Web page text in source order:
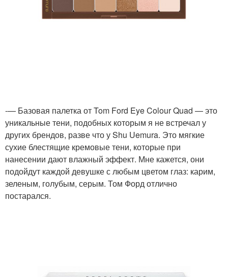
-— Базовая палетка от Tom Ford Eye Colour Quad — это
уникальные тени, подобных которым я не встречал у
других брендов, разве что у Shu Uemura. Это мягкие
сухие блестящие кремовые тени, которые при
нанесении дают влажный эффект. Мне кажется, они
подойдут каждой девушке с любым цветом глаз: карим,
зеленым, голубым, серым. Том Форд отлично
постарался.